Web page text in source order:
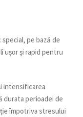
special, pe bază de
ușor și rapid pentru
intensificarea
perioadei de
împotriva stresului